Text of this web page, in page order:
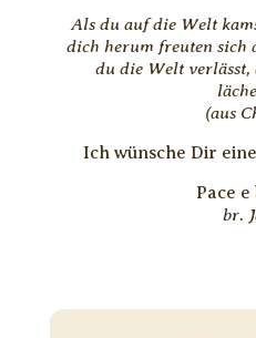
Als du auf die Welt
dich herum freuten sich
du die Welt
(aus
Ich wünsche Dir
Pace e
br.